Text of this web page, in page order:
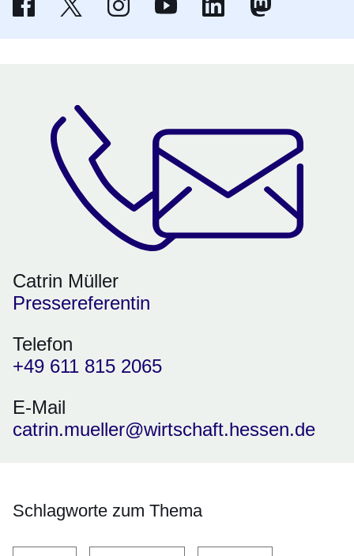
Facebook - Wirtschaftsministerium Hessen
Öffnet sich in einem neuen Fenster
X - Wirtschaft Hessen
Öffnet sich in einem neuen Fenster
Wirtschaft Hessen bei Instagram
Öffnet sich in einem neuen Fenster
Youtube - Wirtschaftsministerium
Öffnet sich in einem neuen Fenster
Linkedin -
Öffnet sich in einem
Öffnet sich in
Catrin Müller
Pressereferentin
Telefon
+49 611 815 2065
E-Mail
catrin.mueller@wirtschaft.hessen.de
Schlagworte zum Thema